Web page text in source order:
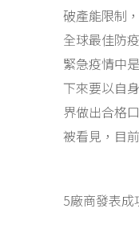
破產能限制
全球最佳防
緊急疫情中
下來要以自
界做出合格
被看見，目
5廠商發表成